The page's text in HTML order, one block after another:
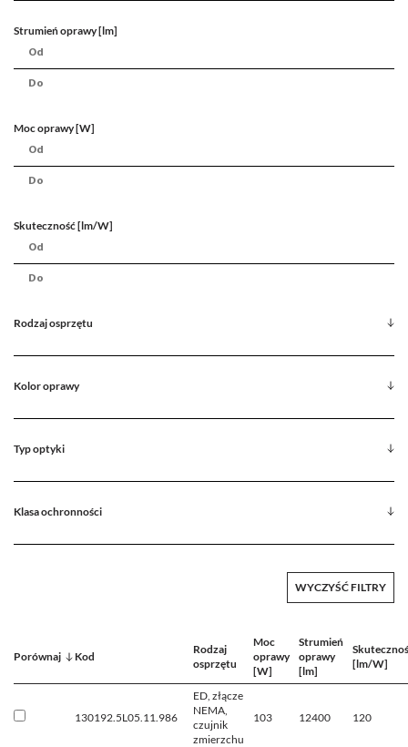
Strumień oprawy [lm]
Moc oprawy [W]
Skuteczność [lm/W]
Rodzaj osprzętu
Kolor oprawy
Typ optyki
Klasa ochronności
WYCZYŚĆ FILTRY
Porównaj Kod
Rodzaj
osprzętu
Moc
oprawy
[W]
Strumień
oprawy
[lm]
[lm/W]
130192.5L05.11.986
ED, złącze
NEMA,
czujnik
zmierzchu
103 12400 120